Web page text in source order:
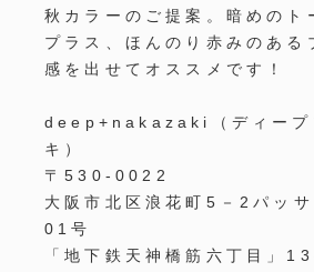
秋カラーのご提案。暗めのト
プラス、ほんのり赤みのある
感を出せてオススメです！
deep+nakazaki（ディープ
キ）
〒530-0022
大阪市北区浪花町5－2パッ
01号
「地下鉄天神橋筋六丁目」